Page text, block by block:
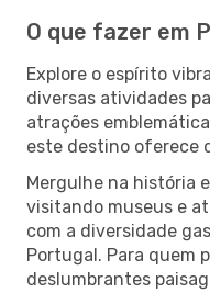
O que fazer em
Explore o espírito
diversas atividades
atrações
este destino oferece
Mergulhe na história
visitando museus e
com a diversidade
Portugal. Para quem
deslumbrantes